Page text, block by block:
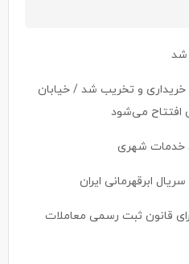
شد
خریداری و تخریب شد / خیابان
خدمات شهری
ابرقهرمانی ایران
قانون ثبت رسمی معاملات